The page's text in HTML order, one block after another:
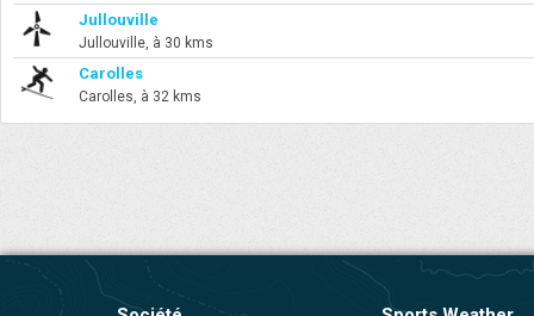
Jullouville
Jullouville, à 30 kms
Carolles
Carolles, à 32 kms